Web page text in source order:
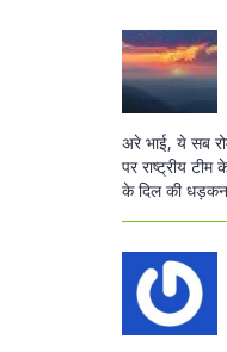
अरे भाई, ये सब
पर राष्ट्रीय
के दिल की